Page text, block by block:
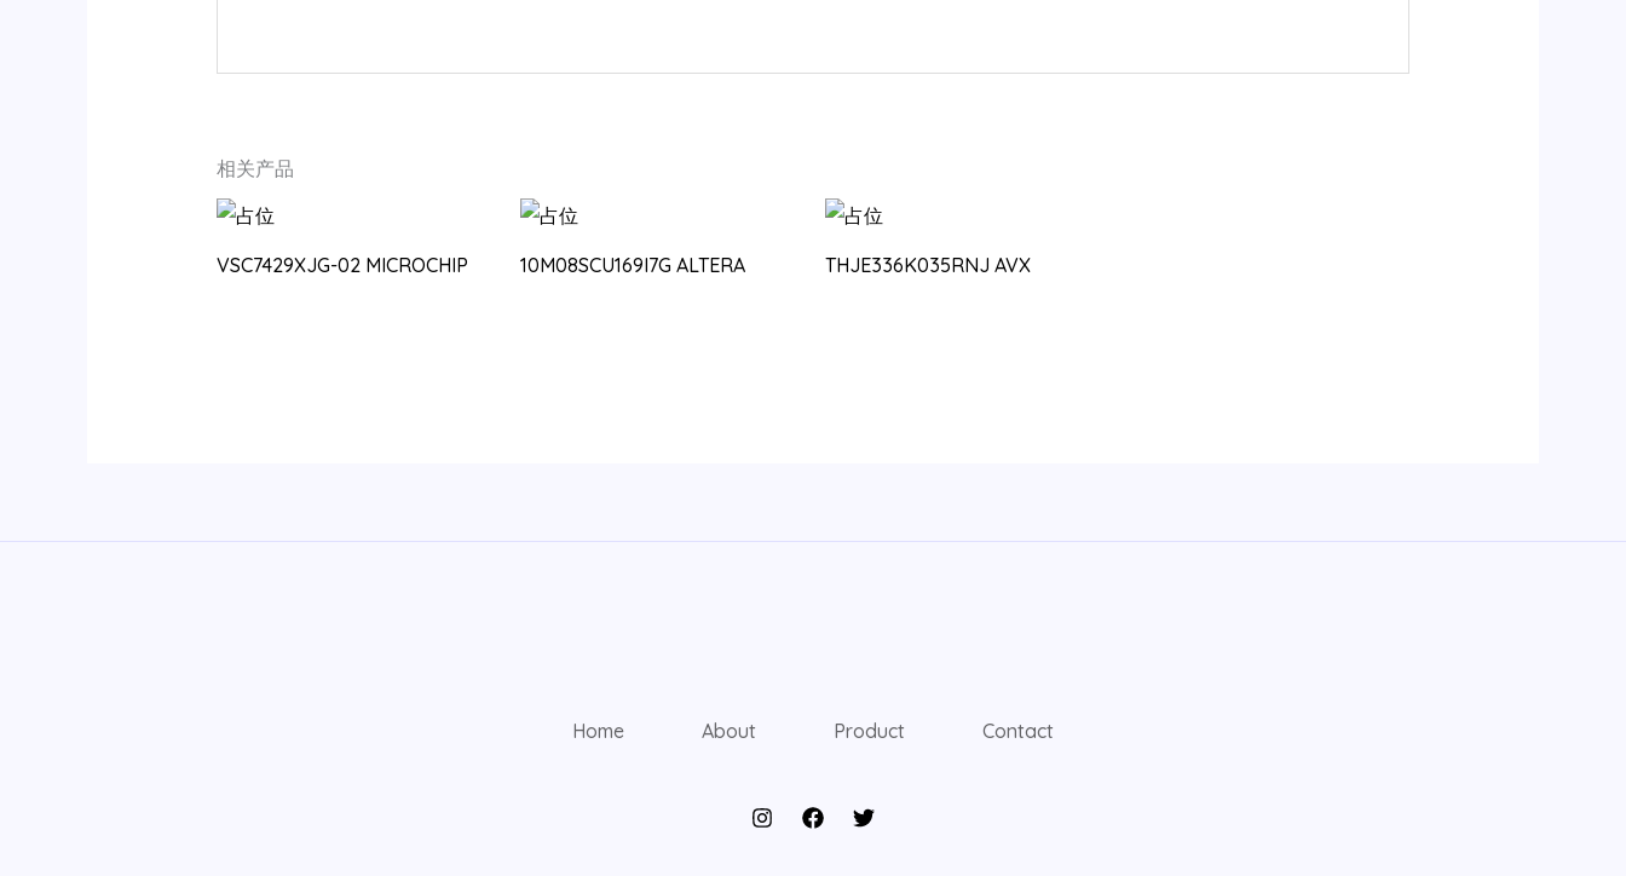
相关产品
VSC7429XJG-02 MICROCHIP 10M08SCU169I7G ALTERA THJE336K035RNJ AVX
Home About Product Contact